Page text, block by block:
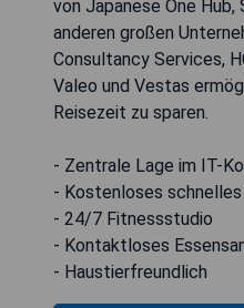
von Japanese One Hub,
anderen großen
Consultancy Services,
Valeo und Vestas
Reisezeit zu sparen.
- Zentrale Lage im IT-
- Kostenloses schnelles
- 24/7 Fitnessstudio
- Kontaktloses
- Haustierfreundlich